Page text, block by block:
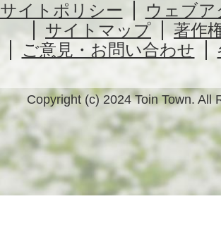
サイトポリシー
ウェブ
サイトマップ
著作
ご意見・お問い合わせ
Copyright (c) 2024 Toin Town. All